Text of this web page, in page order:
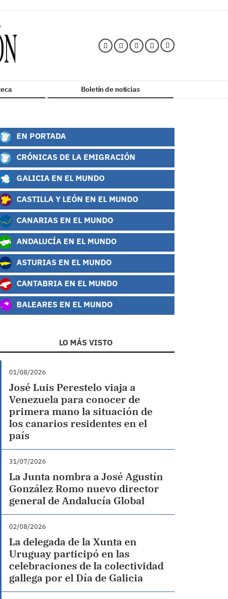
Boletín de noticias
EN PORTADA
CRÓNICAS DE LA EMIGRACIÓN
GALICIA EN EL MUNDO
CASTILLA Y LEÓN EN EL MUNDO
CANARIAS EN EL MUNDO
ANDALUCÍA EN EL MUNDO
ASTURIAS EN EL MUNDO
CANTABRIA EN EL MUNDO
BALEARES EN EL MUNDO
LO MÁS VISTO
01/08/2026
José Luis Perestelo viaja a
Venezuela para conocer de
primera mano la situación de
los canarios residentes en el
país
31/07/2026
La Junta nombra a José Agustín
González Romo nuevo director
general de Andalucía Global
02/08/2026
La delegada de la Xunta en
Uruguay participó en las
celebraciones de la colectividad
gallega por el Día de Galicia